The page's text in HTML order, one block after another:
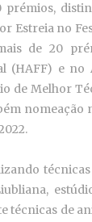
Estreia no
de 20
(HAFF) e no
de Melhor
nomeação
técnicas de